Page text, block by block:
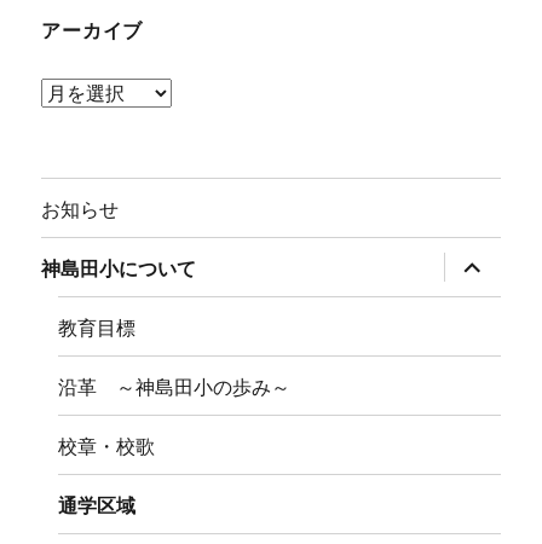
アーカイブ
ア
お知らせ
神島田小について サ
ブ
メ
ー
開
教育目標
沿革 ～神島田小の歩み～
校章・校歌
通学区域